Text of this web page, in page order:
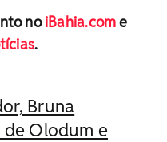
noiBahia.come
.
Bruna
Olodum e